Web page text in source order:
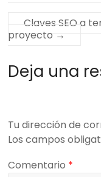
Claves SEO a
proyecto →
Deja una
Tu dirección de
Los campos
Comentario *